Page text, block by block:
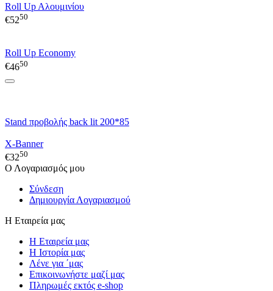
Roll Up Aλουμινίου
€5250
Roll Up Economy
€4650
Stand προβολής back lit 200*85
X-Banner
€3250
Ο Λογαριασμός μου
Σύνδεση
Δημιουργία Λογαριασμού
Η Εταιρεία μας
Η Εταιρεία μας
Η Ιστορία μας
Λένε για ΄μας
Επικοινωνήστε μαζί μας
Πληρωμές εκτός e-shop